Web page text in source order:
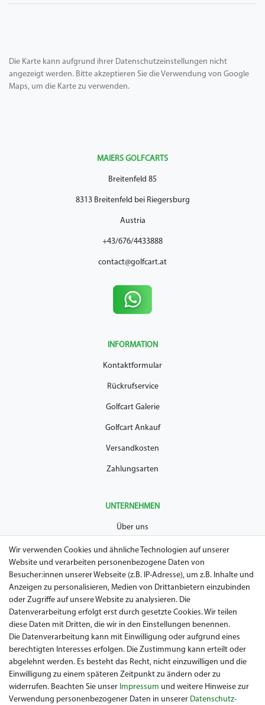
Die Karte kann aufgrund ihrer Datenschutzeinstellungen nicht
angezeigt werden. Bitte akzeptieren Sie die Verwendung von Google
Maps, um die Karte zu verwenden.
MAIERS GOLFCARTS
Breitenfeld 85
8313 Breitenfeld bei Riegersburg
Austria
+43/676/4433888
contact@golfcart.at
INFORMATION
Kontaktformular
Rückrufservice
Golfcart Galerie
Golfcart Ankauf
Versandkosten
Zahlungsarten
UNTERNEHMEN
Über uns
AGB
Datenschutz
Impressum
Widerrufsrecht
Garantie / Gewährleistung
Wir verwenden Cookies und ähnliche Technologien auf unserer
Website und verarbeiten personenbezogene Daten von
Besucher:innen unserer Webseite (z.B. IP-Adresse), um z.B. Inhalte und
Anzeigen zu personalisieren, Medien von Drittanbietern einzubinden
oder Zugriffe auf unsere Website zu analysieren. Die
Datenverarbeitung erfolgt erst durch gesetzte Cookies. Wir teilen
diese Daten mit Dritten, die wir in den Einstellungen benennen.
Die Datenverarbeitung kann mit Einwilligung oder aufgrund eines
berechtigten Interesses erfolgen. Die Zustimmung kann erteilt oder
abgelehnt werden. Es besteht das Recht, nicht einzuwilligen und die
Einwilligung zu einem späteren Zeitpunkt zu ändern oder zu
widerrufen. Beachten Sie unser Impressum und weitere Hinweise zur
Verwendung personenbezogener Daten in unserer Daten­schutz­